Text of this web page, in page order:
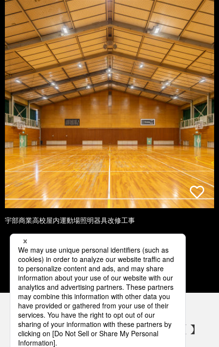
宇部商業高校屋内運動場照明器具改修工事
1 2 3 4 5
パナソニックの電気設備 SNSアカウント